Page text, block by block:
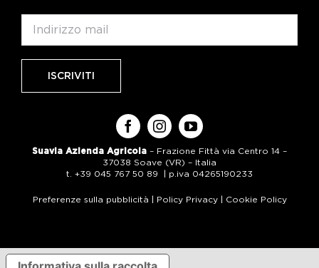
Suavia Azienda Agricola – Frazione Fittà via Centro 14 –
37038 Soave (VR) – Italia
t. +39 045 767 50 89 | p.iva 04265190233
Preferenze sulla pubblicità | Policy Privacy| Cookie Policy